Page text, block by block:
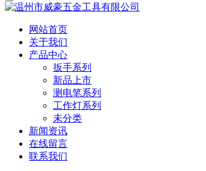
网站首页
关于我们
产品中心
扳手系列
新品上市
测电笔系列
工作灯系列
未分类
新闻资讯
在线留言
联系我们